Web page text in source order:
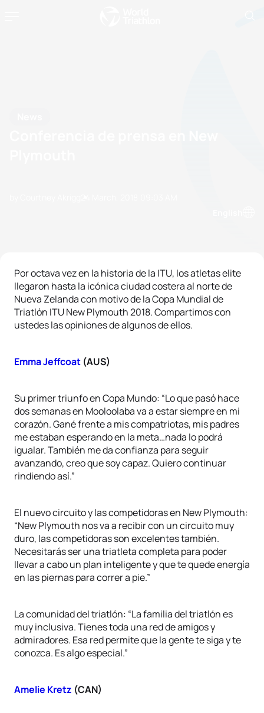
Por octava vez en la historia de la ITU, los atletas elite
llegaron hasta la icónica ciudad costera al norte de
Nueva Zelanda con motivo de la Copa Mundial de
Triatlón ITU New Plymouth 2018. Compartimos con
ustedes las opiniones de algunos de ellos.
Emma Jeffcoat (AUS)
Su primer triunfo en Copa Mundo: “Lo que pasó hace
dos semanas en Mooloolaba va a estar siempre en mi
corazón. Gané frente a mis compatriotas, mis padres
me estaban esperando en la meta…nada lo podrá
igualar. También me da confianza para seguir
avanzando, creo que soy capaz. Quiero continuar
rindiendo así.”
El nuevo circuito y las competidoras en New Plymouth:
“New Plymouth nos va a recibir con un circuito muy
duro, las competidoras son excelentes también.
Necesitarás ser una triatleta completa para poder
llevar a cabo un plan inteligente y que te quede energía
en las piernas para correr a pie.”
La comunidad del triatlón: “La familia del triatlón es
muy inclusiva. Tienes toda una red de amigos y
admiradores. Esa red permite que la gente te siga y te
conozca. Es algo especial.”
Amelie Kretz (CAN)